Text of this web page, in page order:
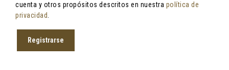
cuenta y otros propósitos descritos en nuestra política de
privacidad
Registrarse